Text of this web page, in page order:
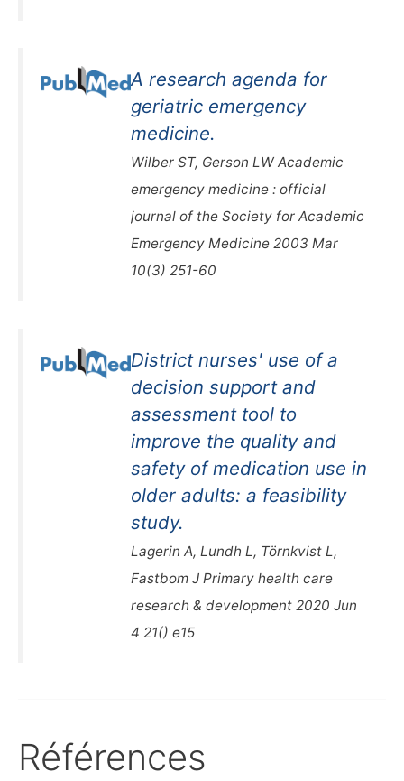
A research agenda for
geriatric emergency
medicine.
Wilber ST, Gerson LW Academic
emergency medicine : official
journal of the Society for Academic
Emergency Medicine 2003 Mar
10(3) 251-60
District nurses' use of a
decision support and
assessment tool to
improve the quality and
safety of medication use in
older adults: a feasibility
study.
Lagerin A, Lundh L, Törnkvist L,
Fastbom J Primary health care
research & development 2020 Jun
4 21() e15
Références